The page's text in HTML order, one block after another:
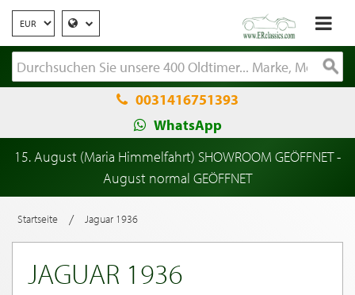
0031416751393
WhatsApp
15. August (Maria Himmelfahrt) SHOWROOM GEÖFFNET -
August normal GEÖFFNET
Startseite / Jaguar 1936
JAGUAR 1936